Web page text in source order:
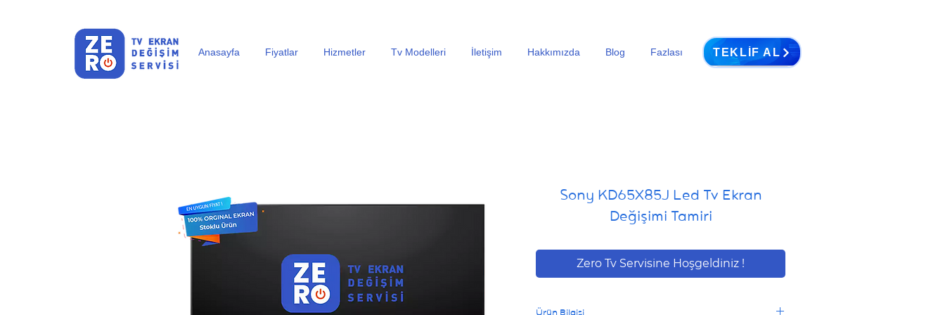
TEKLIF AL
Anasayfa Fiyatlar Hizmetler Tv Modelleri İletişim Hakkımızda Blog Fazlası
Sony KD65X85J Led Tv Ekran
Değişimi Tamiri
Zero Tv Servisine Hoşgeldiniz !